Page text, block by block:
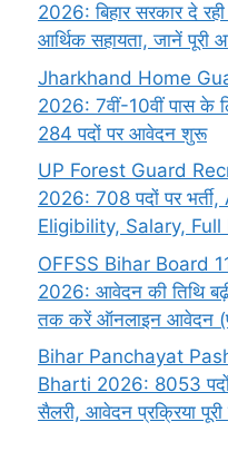
2026: बिहार सरकार दे
आर्थिक सहायता, जानें पूरी
Jharkhand Home
2026: 7वीं-10वीं पास के
284 पदों पर आवेदन शुरू
UP Forest Guard
2026: 708 पदों पर
Eligibility, Salary, Full
OFFSS Bihar Board
2026: आवेदन की तिथि
तक करें ऑनलाइन आवेदन
Bihar Panchayat
Bharti 2026: 8053 पदों
सैलरी, आवेदन प्रक्रिया पूरी